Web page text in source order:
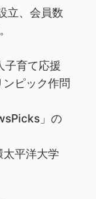
立、会員数
子育て応援
ピック作問
」の
平洋大学